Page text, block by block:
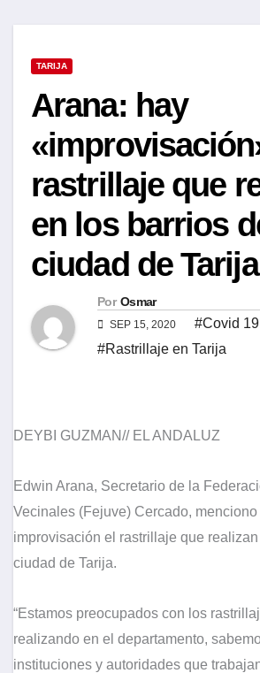
TARIJA
Arana: hay
rastrillaje que
en los barrios
ciudad de Tarija
Por Osmar
SEP 15, 2020 #Covid 19
#Rastrillaje en Tarija
DEYBI GUZMAN// EL ANDALUZ
Edwin Arana, Secretario de la
Vecinales (Fejuve) Cercado,
improvisación el rastrillaje que
ciudad de Tarija.
“Estamos preocupados con los
realizando en el departamento,
instituciones y autoridades que